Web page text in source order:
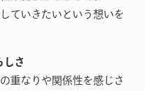
ていきたいという想いを
しさ
重なりや関係性を感じさ